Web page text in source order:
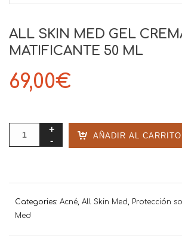
ALL SKIN MED GEL
MATIFICANTE 50 ML
69,00€
AÑADIR AL CARRITO
Categories: Acné All Skin Med Protección
Med